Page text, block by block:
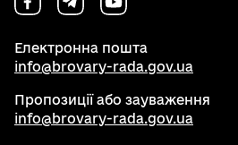
Електронна пошта
info@brovary-rada.gov.ua
Пропозиції або зауваження
info@brovary-rada.gov.ua